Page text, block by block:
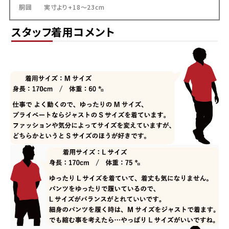
平日・土日祝ともに午前10時までのご注文で、
当日発送しております。
お届けの目安は、本州・九州・四国は発送日の
翌日、北海道は3日後、沖縄県内は翌日です。
※確約ではありません。一部地域や天候・交通
状況により、お届けが遅れる場合がございます。
胴囲 実寸より+18～23cm
スタッフ着用コメント